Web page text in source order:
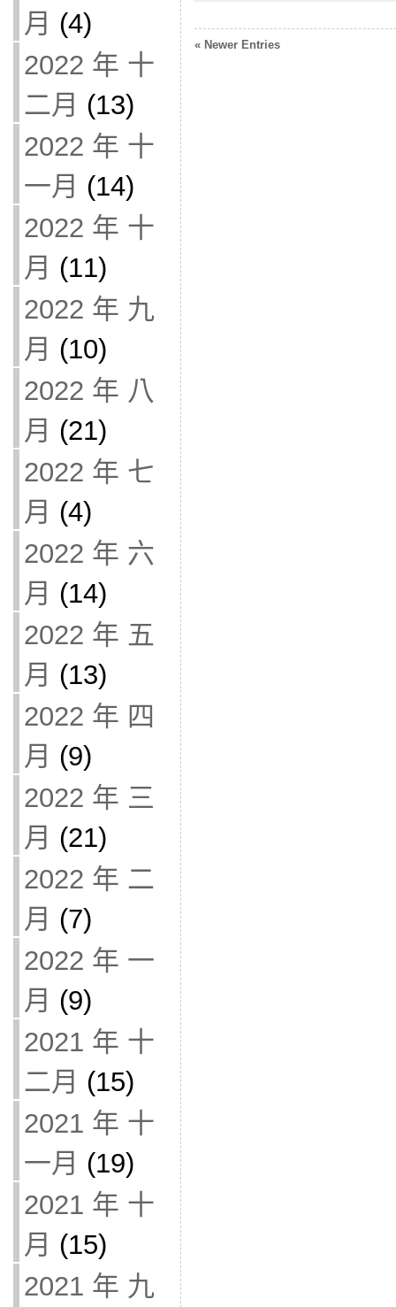
月 (4)
2022 年 十
二月 (13)
2022 年 十
一月 (14)
2022 年 十
月 (11)
2022 年 九
月 (10)
2022 年 八
月 (21)
2022 年 七
月 (4)
2022 年 六
月 (14)
2022 年 五
月 (13)
2022 年 四
月 (9)
2022 年 三
月 (21)
2022 年 二
月 (7)
2022 年 一
月 (9)
2021 年 十
二月 (15)
2021 年 十
一月 (19)
2021 年 十
月 (15)
2021 年 九
« Newer Entries